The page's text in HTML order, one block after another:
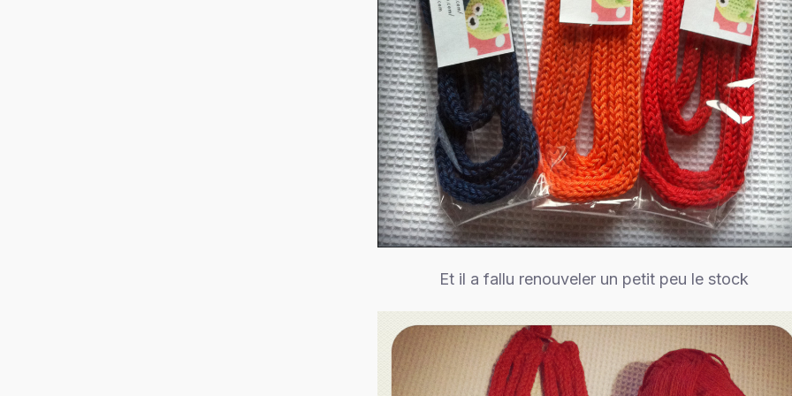
Et il a fallu renouveler un petit peu le stock